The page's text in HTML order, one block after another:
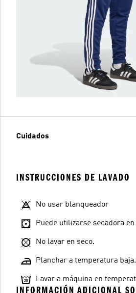
Cuidados
INSTRUCCIONES DE LAVADO
No usar blanqueador
Puede utilizarse secadora
No lavar en seco.
Planchar a temperatura baja.
Lavar a máquina en
INFORMACIÓN ADICIONAL